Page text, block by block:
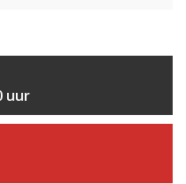
uur